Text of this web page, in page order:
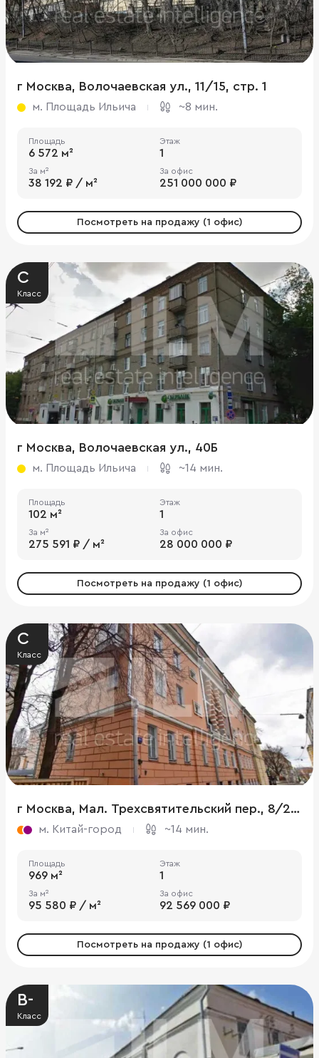
г Москва, Волочаевская ул., 11/15, стр. 1
м. Площадь Ильича ~8 мин.
Площадь
6 572 м²
Этаж
1
За м²
38 192 ₽ / м²
За офис
251 000 000 ₽
Посмотреть на продажу (1 офис)
C
Класс
г Москва, Волочаевская ул., 40Б
м. Площадь Ильича ~14 мин.
Площадь
102 м²
Этаж
1
За м²
275 591 ₽ / м²
За офис
28 000 000 ₽
Посмотреть на продажу (1 офис)
C
Класс
г Москва, Мал. Трехсвятительский пер., 8/2, стр. 8
м. Китай-город ~14 мин.
Площадь
969 м²
Этаж
1
За м²
95 580 ₽ / м²
За офис
92 569 000 ₽
Посмотреть на продажу (1 офис)
B-
Класс